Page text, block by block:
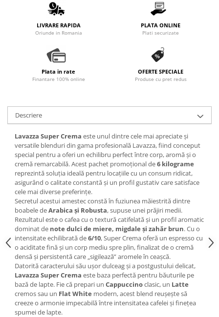
Piese schimb espressoare
Curatare
Altele
LIVRARE RAPIDA
Oriunde in Romania
PLATA ONLINE
Plati securizate
Plata in rate
Finantare 100% online
OFERTE SPECIALE
Produse cu pret redus
Descriere
Lavazza Super Crema este unul dintre cele mai apreciate și
versatile blenduri din gama profesională Lavazza, fiind conceput
special pentru a oferi un echilibru perfect între corp, aromă și o
cremă remarcabilă. Acest pachet promoțional de6 kilograme
reprezintă soluția ideală pentru locațiile cu un consum ridicat,
asigurând o calitate constantă și un profil gustativ care satisface
cele mai diverse preferințe.
Secretul acestui amestec constă în fuziunea măiestrită dintre
boabele deArabica și Robusta, supuse unei prăjiri medii.
Rezultatul este o cafea cu o textură catifelată și un profil aromatic
dominat de note dulci de miere, migdale și zahăr brun. Cu o
intensitate echilibrată de6/10, Super Crema oferă un espresso cu
o aciditate fină și un corp mediu spre plin, finalizat de o cremă
densă și persistentă care „sigilează” aromele în ceașcă.
Datorită caracterului său ușor dulceag și a postgustului delicat,
Lavazza Super Crema este baza perfectă pentru băuturile pe
bază de lapte. Fie că prepari un Cappuccinoclasic, un Latte
cremos sau un Flat White modern, acest blend reușește să
creeze o armonie impecabilă între intensitatea cafelei și finețea
spumei de lapte.